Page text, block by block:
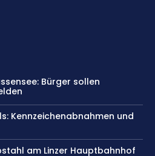
Bürger sollen
Kennzeichenabnahmen und
am Linzer Hauptbahnhof